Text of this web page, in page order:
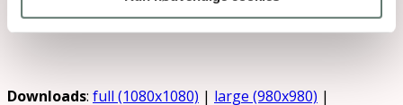
Downloads: full (1080x1080) | large (980x980) |